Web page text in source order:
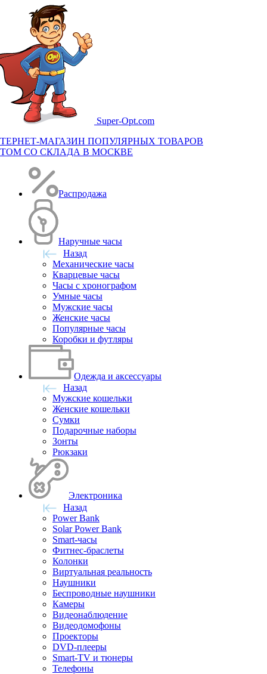
Super-Opt.com
МАГАЗИН ПОПУЛЯРНЫХ ТОВАРОВ
СО СКЛАДА В МОСКВЕ
Распродажа
Наручные часы
Назад
Механические часы
Кварцевые часы
Часы с хронографом
Умные часы
Мужские часы
Женские часы
Популярные часы
Коробки и футляры
Одежда и аксессуары
Назад
Мужские кошельки
Женские кошельки
Сумки
Подарочные наборы
Зонты
Рюкзаки
Электроника
Назад
Power Bank
Solar Power Bank
Smart-часы
Фитнес-браслеты
Колонки
Виртуальная реальность
Наушники
Беспроводные наушники
Камеры
Видеонаблюдение
Видеодомофоны
Проекторы
DVD-плееры
Smart-TV и тюнеры
Телефоны